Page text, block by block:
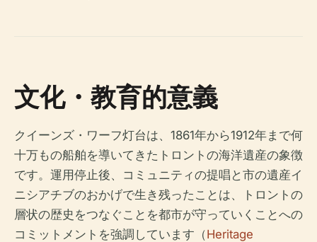
文化・教育的意義
クイーンズ・ワーフ灯台は、1861年から1912年まで何
十万もの船舶を導いてきたトロントの海洋遺産の象徴
です。運用停止後、コミュニティの提唱と市の遺産イ
ニシアチブのおかげで生き残ったことは、トロントの
層状の歴史をつなぐことを都市が守っていくことへの
コミットメントを強調しています（Heritage